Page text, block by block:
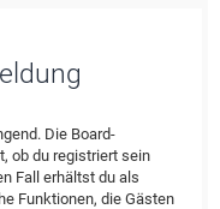
Die Board-
ob du registriert sein
Fall erhältst du als
Funktionen, die Gästen